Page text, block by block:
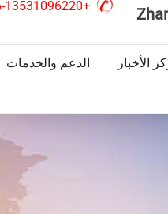
+86-13531096220
الأخبار الدعم والخدمات